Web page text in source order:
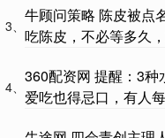
3、
牛顾问策略 陈皮被点
吃陈皮，不必等多久
4、
360配资网 提醒：3种
爱吃也得忌口，有人